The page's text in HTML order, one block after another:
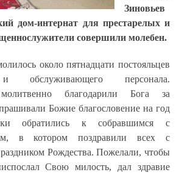
Зиновьев
дом-интернат для престарелых и
совершили молебен.
около пятнадцати постояльцев
и обслуживающего персонала.
благодарили Бога за
Божие благословение на год
обратились к собравшимся с
в котором поздравили всех с
Рождества. Пожелали, чтобы
Свою милость, дал здравие